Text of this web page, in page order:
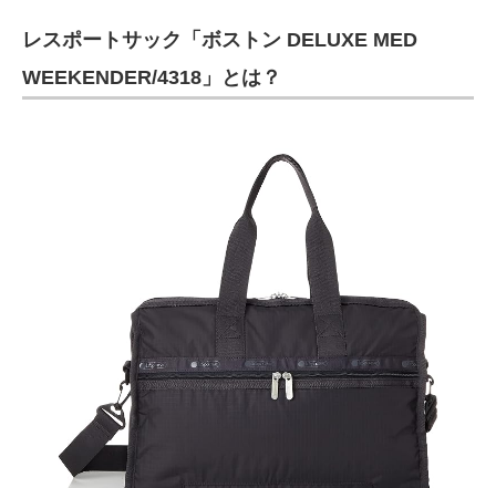
建設×テクノロジーの最前線
ちょっと気になるネットの話題
レスポートサック「ボストン DELUXE MED
WEEKENDER/4318」とは？